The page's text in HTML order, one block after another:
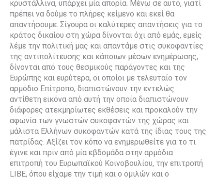
κρυστάλλινα, υπάρχει μία απορία. Μένω σε αυτό, γιατί
πρέπει να δούμε το πλήρες κείμενο και εκεί θα
απαντήσουμε. Σίγουρα οι καλύτερες απαντήσεις για το
κράτος δικαίου στη χώρα δίνονται όχι από εμάς, εμείς
λέμε την πολιτική μας και απαντάμε στις συκοφαντίες
της αντιπολίτευσης και κάποιων μέσων ενημέρωσης,
δίνονται από τους θεσμικούς παράγοντες και της
Ευρώπης και ευρύτερα, οι οποίοι με τελευταίο τον
αρμόδιο Επίτροπο, διαπιστώνουν την εντελώς
αντίθετη εικόνα από αυτή την οποία διαπιστώνουν
διάφορες ατεκμηρίωτες εκθέσεις και προκαλούν την
αφωνία των γνωστών συκοφαντών της χώρας και
μάλιστα Ελλήνων συκοφαντών κατά της ίδιας τους της
πατρίδας. Αξίζει τον κόπο να ενημερωθείτε για το τι
έγινε και πριν από μία εβδομάδα στην αρμόδια
επιτροπή του Ευρωπαϊκού Κοινοβουλίου, την επιτροπή
LIBE, όπου είχαμε την τιμή και ο ομιλών και ο